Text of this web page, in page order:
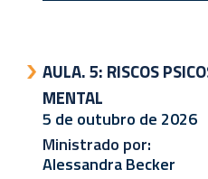
AULA. 5: RISCOS
MENTAL
5 de outubro de 2026
Ministrado por:
Alessandra Becker